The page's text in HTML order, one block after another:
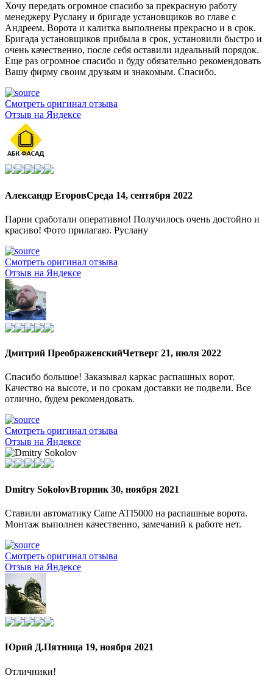
Хочу передать огромное спасибо за прекрасную работу
менеджеру Руслану и бригаде установщиков во главе с
Андреем. Ворота и калитка выполнены прекрасно и в срок.
Бригада установщиков прибыла в срок, установили быстро и
очень качественно, после себя оставили идеальный порядок.
Еще раз огромное спасибо и буду обязательно рекомендовать
Вашу фирму своим друзьям и знакомым. Спасибо.
Смотреть оригинал отзыва
Отзыв на Яндексе
Александр ЕгоровСреда 14, сентября 2022
Парни сработали оперативно! Получилось очень достойно и
красиво! Фото прилагаю. Руслану
Смотреть оригинал отзыва
Отзыв на Яндексе
Дмитрий ПреображенскийЧетверг 21, июля 2022
Спасибо большое! Заказывал каркас распашных ворот.
Качество на высоте, и по срокам доставки не подвели. Все
отлично, будем рекомендовать.
Смотреть оригинал отзыва
Отзыв на Яндексе
Dmitry SokolovВторник 30, ноября 2021
Ставили автоматику Came ATI5000 на распашные ворота.
Монтаж выполнен качественно, замечаний к работе нет.
Смотреть оригинал отзыва
Отзыв на Яндексе
Юрий Д.Пятница 19, ноября 2021
Отличники!